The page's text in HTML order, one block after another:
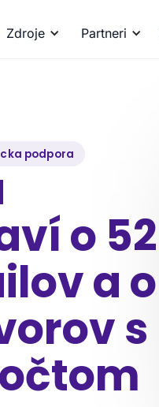
Zdroje Partneri
podpora
o 52
a o
s